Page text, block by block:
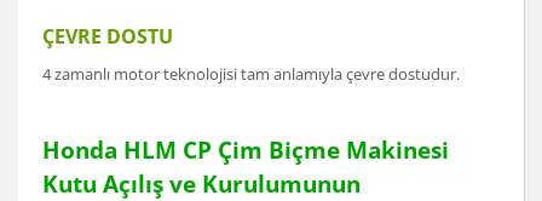
ÇEVRE DOSTU
4 zamanlı motor teknolojisi tam anlamıyla çevre dostudur.
Honda HLM CP Çim Biçme Makinesi
Kutu Açılış ve Kurulumunun